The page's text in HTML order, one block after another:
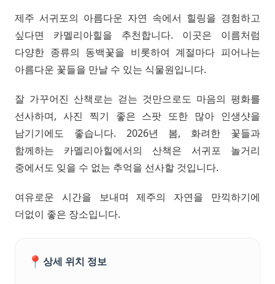
제주 서귀포의 아름다운 자연 속에서 힐링을 경험하고
싶다면 카멜리아힐을 추천합니다. 이곳은 이름처럼
다양한 종류의 동백꽃을 비롯하여 계절마다 피어나는
아름다운 꽃들을 만날 수 있는 식물원입니다.
잘 가꾸어진 산책로는 걷는 것만으로도 마음의 평화를
선사하며, 사진 찍기 좋은 스팟 또한 많아 인생샷을
남기기에도 좋습니다. 2026년 봄, 화려한 꽃들과
함께하는 카멜리아힐에서의 산책은 서귀포 놀거리
중에서도 잊을 수 없는 추억을 선사할 것입니다.
여유로운 시간을 보내며 제주의 자연을 만끽하기에
더없이 좋은 장소입니다.
📍 상세 위치 정보